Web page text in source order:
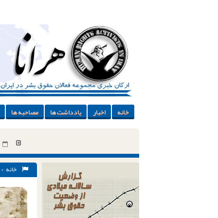
خانه اخبار یادداشت ها مصاحبه ها
خانه >